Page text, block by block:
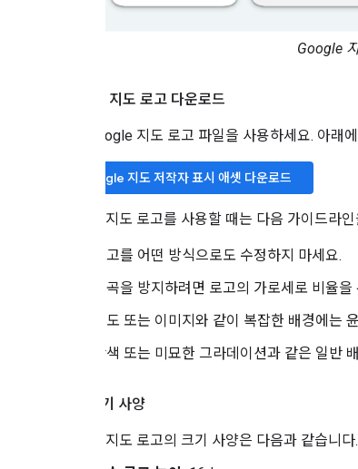
Google
Google 지도 로고 다운로드
공식 Google 지도 로고 파일을 사용하세요. 아래
Google 지도 저작자 표시 애셋 다운로드
Google 지도 로고를 사용할 때는 다음 가이드라
로고를 어떤 방식으로도 수정하지 마세요.
왜곡을 방지하려면 로고의 가로세로 비율을
지도 또는 이미지와 같이 복잡한 배경에는
단색 또는 미묘한 그라데이션과 같은 일반
로고 크기 사양
Google 지도 로고의 크기 사양은 다음과 같습니다.